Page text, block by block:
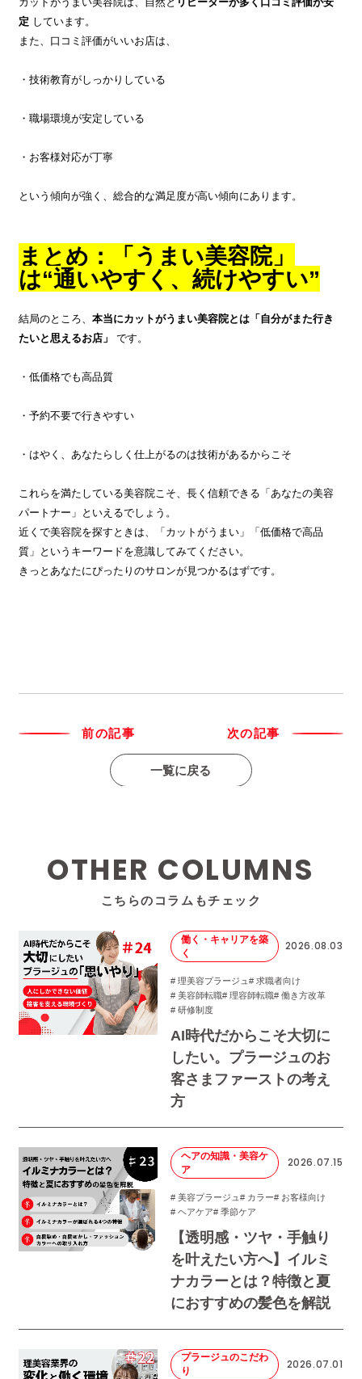
定 しています。
また、口コミ評価がいいお店は、
・技術教育がしっかりしている
・職場環境が安定している
・お客様対応が丁寧
という傾向が強く、総合的な満足度が高い傾向にあります。
まとめ：「うまい美容院」
は“通いやすく、続けやすい”
結局のところ、本当にカットがうまい美容院とは「自分がまた行き
たいと思えるお店」
です。
・低価格でも高品質
・予約不要で行きやすい
・はやく、あなたらしく仕上がるのは技術があるからこそ
これらを満たしている美容院こそ、長く信頼できる「あなたの美容
パートナー」といえるでしょう。
近くで美容院を探すときは、「カットがうまい」「低価格で高品
質」というキーワードを意識してみてください。
きっとあなたにぴったりのサロンが見つかるはずです。
前の記事 次の記事
一覧に戻る
OTHER COLUMNS
こちらのコラムもチェック
働く・キャリアを築
く
2026.08.03
# 理美容プラージュ# 求職者向け
# 美容師転職# 理容師転職# 働き方改革
# 研修制度
AI時代だからこそ大切に
したい。プラージュのお
客さまファーストの考え
方
ヘアの知識・美容ケ
ア
2026.07.15
# 美容プラージュ# カラー# お客様向け
# ヘアケア# 季節ケア
【透明感・ツヤ・手触り
を叶えたい方へ】イルミ
ナカラーとは？特徴と夏
におすすめの髪色を解説
プラージュのこだわ
り
2026.07.01